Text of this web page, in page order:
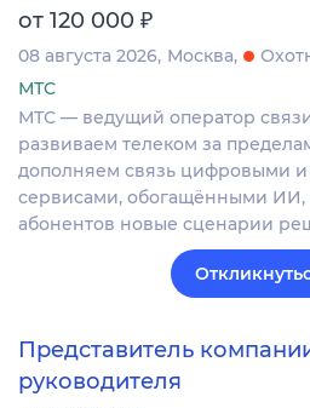
от 120 000 ₽
08 августа 2026 Москва
МТС
МТС — ведущий оператор
развиваем телеком за
дополняем связь цифровыми
сервисами, обогащёнными ИИ,
абонентов новые сценарии
Представитель
руководителя